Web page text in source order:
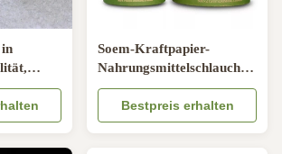
Soem-Kraftpapier-
Nahrungsmittelschlauch,
der umweltfreundlichen
CMYK-Zylinder-Tee-
Pappschachtel verpackt
Bestpreis erhalten